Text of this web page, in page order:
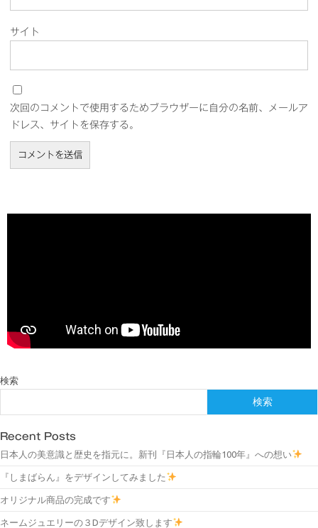
サイト
次回のコメントで使用するためブラウザーに自分の名前、メールア
ドレス、サイトを保存する。
検索
検索
Recent Posts
日本人の美意識と歴史を指元に。新刊『日本人の指輪100年』への想い
『しまばらん』をデザインしてみました
オリジナル商品の完成です
ネームジュエリーの３Dデザイン致します